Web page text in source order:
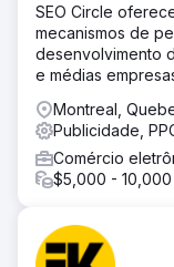
SEO Circle
mecanismos de
desenvolvimento
e médias
Montreal,
Publicidade,
Comércio
$5,000 - 10,000